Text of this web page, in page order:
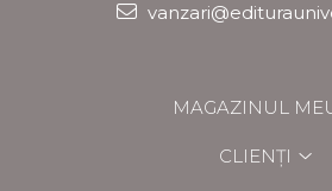
MAGAZINUL
CLIENȚI